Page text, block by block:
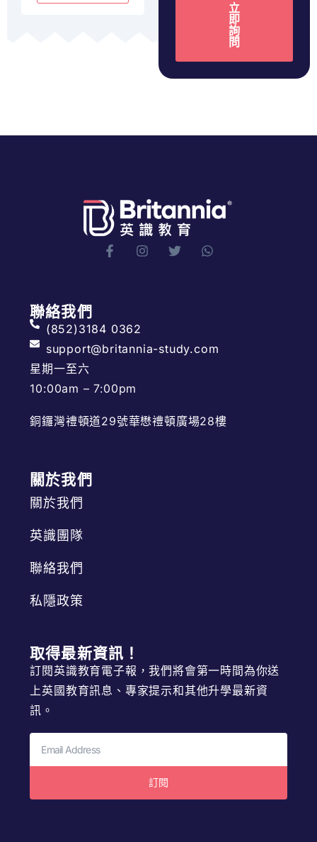
立
即
詢
問
聯絡我們
(852)3184 0362
support@britannia-study.com
星期一至六
10:00am – 7:00pm
銅鑼灣禮頓道29號華懋禮頓廣場28樓
關於我們
關於我們
英識團隊
聯絡我們
私隱政策
取得最新資訊！
訂閱英識教育電子報，我們將會第一時間為你送
上英國教育訊息、專家提示和其他升學最新資
訊。
訂閱